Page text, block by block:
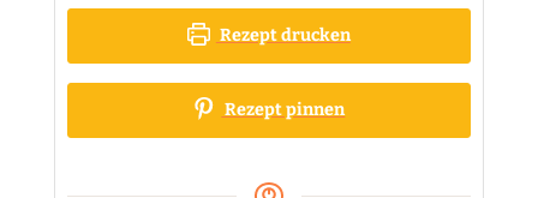
Rezept drucken
Rezept pinnen